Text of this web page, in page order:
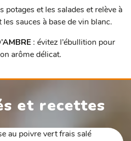
et les salades et relève à
sauces à base de vin blanc.
: évitez l’ébullition pour
arôme délicat.
et recettes